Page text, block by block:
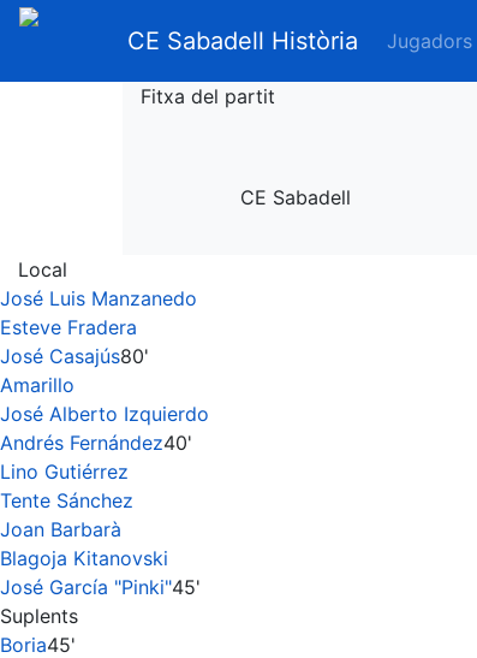
CE Sabadell Història Jugadors
Fitxa del partit
CE Sabadell
Local
José Luis Manzanedo
Esteve Fradera
José Casajús80'
Amarillo
José Alberto Izquierdo
Andrés Fernández40'
Lino Gutiérrez
Tente Sánchez
Joan Barbarà
Blagoja Kitanovski
José García "Pinki"45'
Suplents
Boria45'